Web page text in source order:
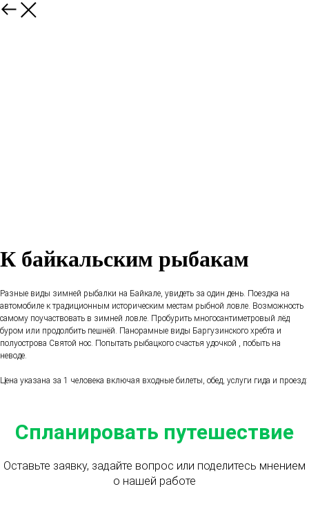
К байкальским рыбакам
Разные виды зимней рыбалки на Байкале, увидеть за один день. Поездка на
автомобиле к традиционным историческим местам рыбной ловле. Возможность
самому поучаствовать в зимней ловле. Пробурить многосантиметровый лёд
буром или продолбить пешнёй. Панорамные виды Баргузинского хребта и
полуострова Святой нос. Попытать рыбацкого счастья удочкой , побыть на
неводе.
Цена указана за 1 человека включая входные билеты, обед, услуги гида и проезд:
Спланировать путешествие
Оставьте заявку, задайте вопрос или поделитесь мнением
о нашей работе